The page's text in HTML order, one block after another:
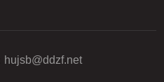
hujsb@ddzf.net